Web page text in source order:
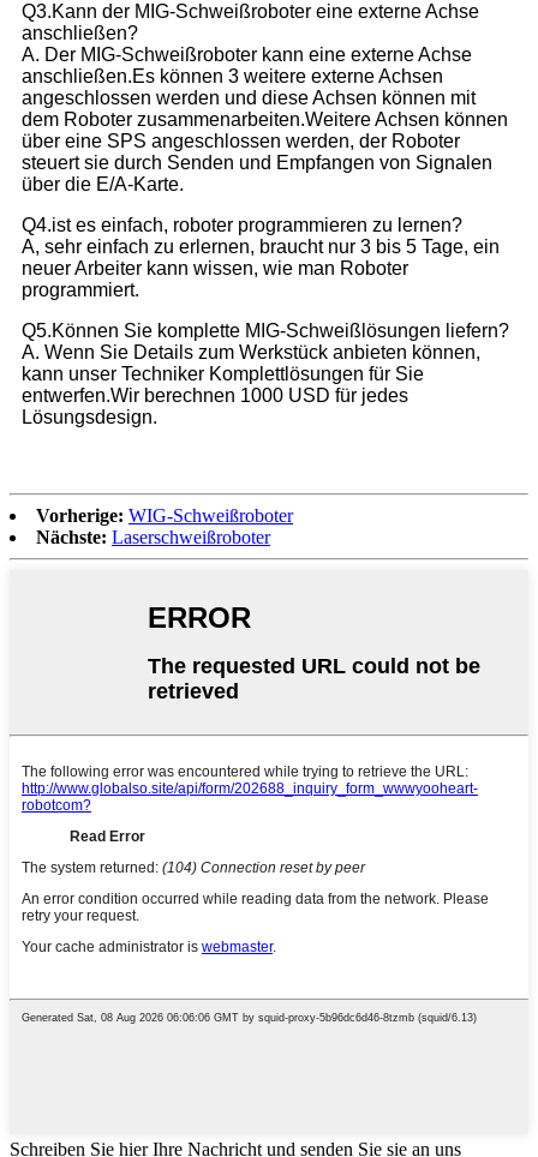
Q3.Kann der MIG-Schweißroboter eine externe Achse
anschließen?
A. Der MIG-Schweißroboter kann eine externe Achse
anschließen.Es können 3 weitere externe Achsen
angeschlossen werden und diese Achsen können mit
dem Roboter zusammenarbeiten.Weitere Achsen können
über eine SPS angeschlossen werden, der Roboter
steuert sie durch Senden und Empfangen von Signalen
über die E/A-Karte.
Q4.ist es einfach, roboter programmieren zu lernen?
A, sehr einfach zu erlernen, braucht nur 3 bis 5 Tage, ein
neuer Arbeiter kann wissen, wie man Roboter
programmiert.
Q5.Können Sie komplette MIG-Schweißlösungen liefern?
A. Wenn Sie Details zum Werkstück anbieten können,
kann unser Techniker Komplettlösungen für Sie
entwerfen.Wir berechnen 1000 USD für jedes
Lösungsdesign.
Vorherige: WIG-Schweißroboter
Nächste: Laserschweißroboter
Schreiben Sie hier Ihre Nachricht und senden Sie sie an uns